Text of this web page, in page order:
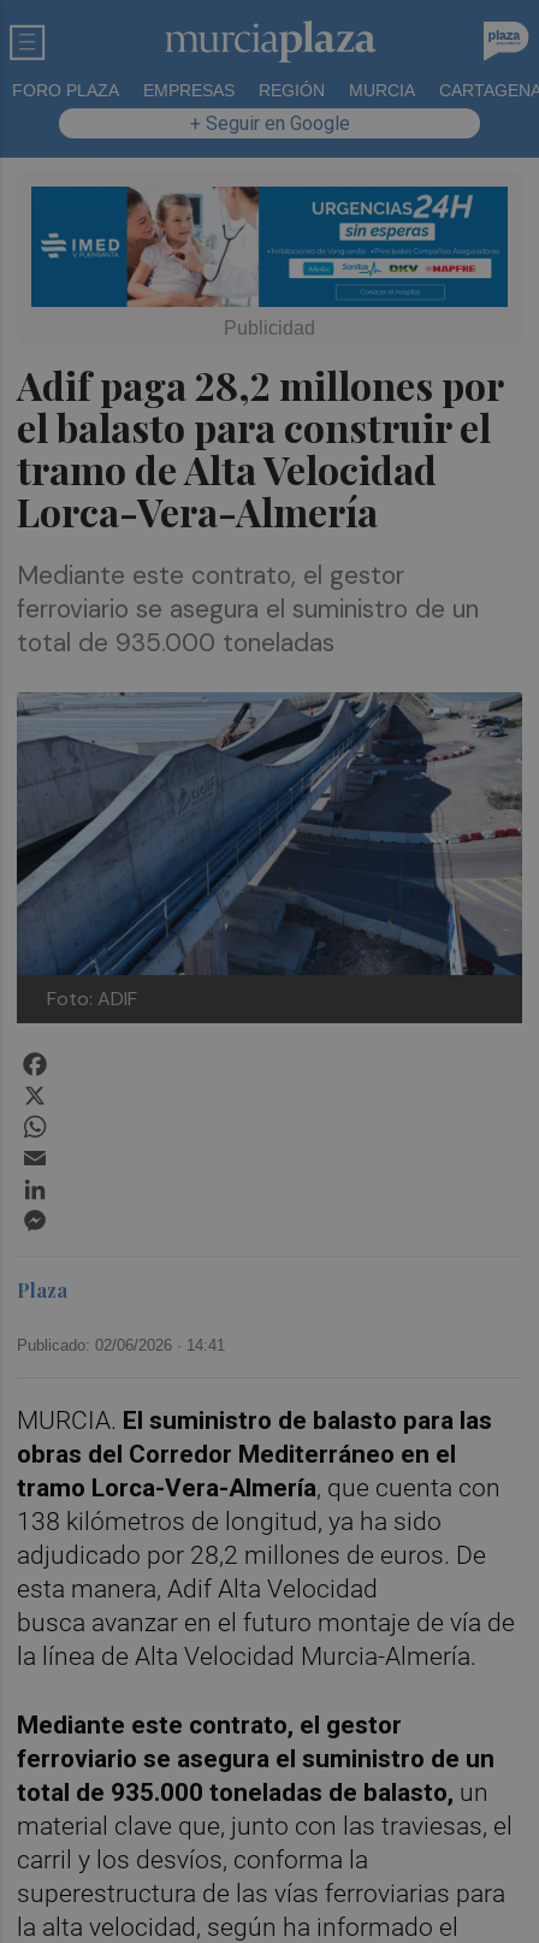
FORO PLAZA EMPRESAS REGIÓN MURCIA
+ Seguir en Google
Adif paga 28,2 millones por
el balasto para construir el
tramo de Alta Velocidad
Lorca-Vera-Almería
Mediante este contrato, el gestor
ferroviario se asegura el suministro de un
total de 935.000 toneladas
Foto: ADIF
Plaza
Publicado: 02/06/2026 · 14:41
MURCIA. El suministro de balasto para las
obras del Corredor Mediterráneo en el
tramo Lorca-Vera-Almería, que cuenta con
138 kilómetros de longitud, ya ha sido
adjudicado por 28,2 millones de euros. De
esta manera, Adif Alta Velocidad
busca avanzar en el futuro montaje de vía de
la línea de Alta Velocidad Murcia-Almería.
Mediante este contrato, el gestor
ferroviario se asegura el suministro de un
total de 935.000 toneladas de balasto, un
material clave que, junto con las traviesas, el
carril y los desvíos, conforma la
superestructura de las vías ferroviarias para
la alta velocidad, según ha informado el